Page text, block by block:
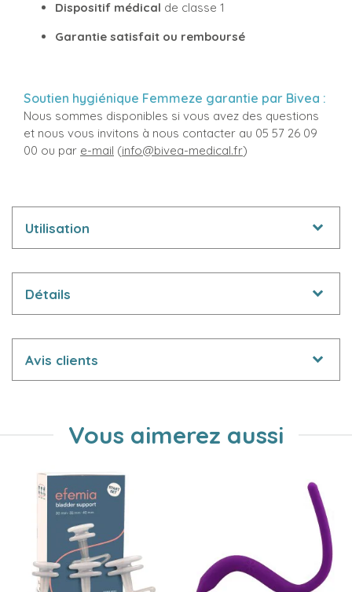
Dispositif médical de classe 1
Garantie satisfait ou remboursé
Soutien hygiénique Femmeze garantie par Bivea :
Nous sommes disponibles si vous avez des questions
et nous vous invitons à nous contacter au 05 57 26 09
00 ou par e-mail (info@bivea-medical.fr)
Utilisation
Détails
Avis clients
Vous aimerez aussi